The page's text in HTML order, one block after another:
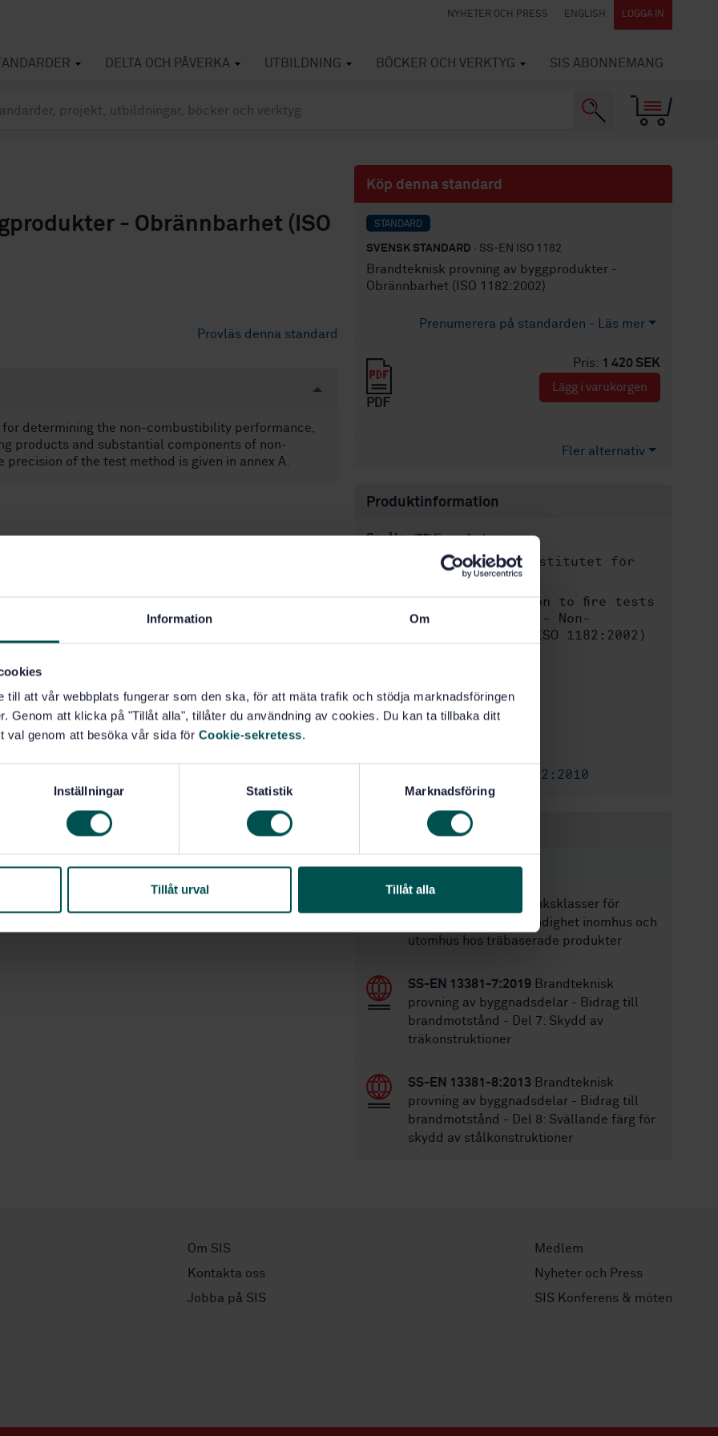
Information Om
till att vår webbplats fungerar som den ska, för att mäta trafik och stödja marknadsföringen
Genom att klicka på "Tillåt alla", tillåter du användning av cookies. Du kan ta tillbaka ditt
val genom att besöka vår sida för Cookie-sekretess.
Inställningar Statistik Marknadsföring
Tillåt urval Tillåt alla
NYHETER OCH PRESS ENGLISH LOGGA IN
DELTA OCH PÅVERKA UTBILDNING BÖCKER OCH VERKTYG SIS ABONNEMANG
- Obrännbarhet (ISO
Provläs denna standard
determining the non-combustibility performance,
products and substantial components of non-
of the test method is given in annex A.
Köp denna standard
STANDARD
SVENSK STANDARD · SS-EN ISO 1182
Brandteknisk provning av byggprodukter -
Obrännbarhet (ISO 1182:2002)
Prenumerera på standarden - Läs mer
Pris: 1 420 SEK
PDF
Lägg i varukorgen
Fler alternativ
Produktinformation
Språk: Engelska
Framtagen av:Svenska institutet för
Reaction to fire tests
for building products - Non-
combustibility test (ISO 1182:2002)
Fastställd:2002-05-17
SS-EN ISO 1182:2010
Inom samma område
STANDARDER
Bruksklasser för
brandskyddets beständighet inomhus och
utomhus hos träbaserade produkter
SS-EN 13381-7:2019 Brandteknisk
provning av byggnadsdelar - Bidrag till
brandmotstånd - Del 7: Skydd av
träkonstruktioner
SS-EN 13381-8:2013 Brandteknisk
provning av byggnadsdelar - Bidrag till
brandmotstånd - Del 8: Svällande färg för
skydd av stålkonstruktioner
Om SIS
Kontakta oss
Jobba på SIS
Medlem
Nyheter och Press
SIS Konferens & möten